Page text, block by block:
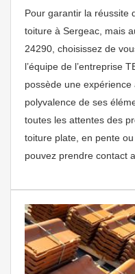
Pour garantir la réussite
toiture à Sergeac, mais
24290, choisissez de
l’équipe de l’entreprise
possède une
polyvalence de ses
toutes les attentes des
toiture plate, en pente
pouvez prendre contact